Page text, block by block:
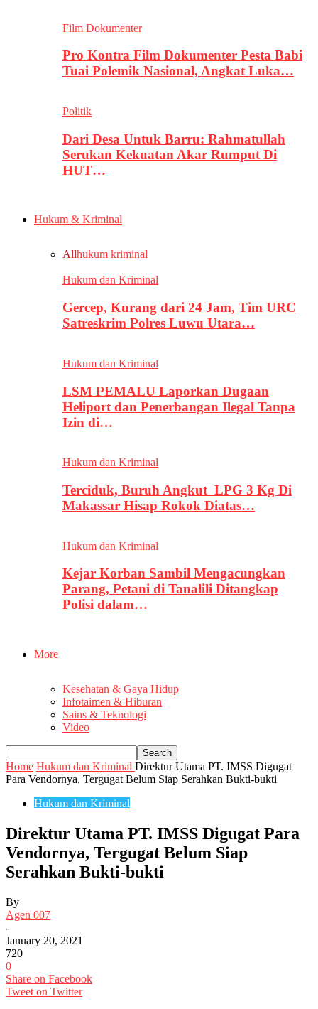
Film Dokumenter
Pro Kontra Film Dokumenter Pesta Babi
Tuai Polemik Nasional, Angkat Luka…
Politik
Dari Desa Untuk Barru: Rahmatullah
Serukan Kekuatan Akar Rumput Di
HUT…
Hukum & Kriminal
Allhukum kriminal
Hukum dan Kriminal
Gercep, Kurang dari 24 Jam, Tim URC
Satreskrim Polres Luwu Utara…
Hukum dan Kriminal
LSM PEMALU Laporkan Dugaan
Heliport dan Penerbangan Ilegal Tanpa
Izin di…
Hukum dan Kriminal
Terciduk, Buruh Angkut LPG 3 Kg Di
Makassar Hisap Rokok Diatas…
Hukum dan Kriminal
Kejar Korban Sambil Mengacungkan
Parang, Petani di Tanalili Ditangkap
Polisi dalam…
More
Kesehatan & Gaya Hidup
Infotaimen & Hiburan
Sains & Teknologi
Video
Home Hukum dan Kriminal Direktur Utama PT. IMSS Digugat
Para Vendornya, Tergugat Belum Siap Serahkan Bukti-bukti
Hukum dan Kriminal
Direktur Utama PT. IMSS Digugat Para
Vendornya, Tergugat Belum Siap
Serahkan Bukti-bukti
By
Agen 007
-
January 20, 2021
720
0
Share on Facebook
Tweet on Twitter